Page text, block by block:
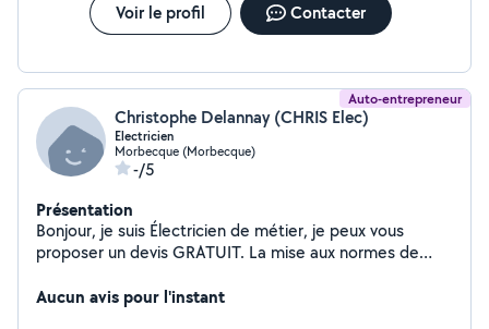
Voir le profil Contacter
Auto-entrepreneur
Christophe Delannay (CHRIS Elec)
Electricien
Morbecque (Morbecque)
-/5
Présentation
Bonjour, je suis Électricien de métier, je peux vous
proposer un devis GRATUIT. La mise aux normes de
être en sécurité pour vous et votre famille ? N'hésitez
Aucun avis pour l'instant